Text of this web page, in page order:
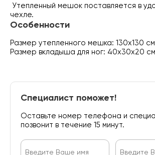
Утепленный мешок поставляется в
чехле.
Особенности
Размер утепленного мешка: 130х130 см
Размер вкладыша для ног: 40х30х20 см
Специалист поможет!
Оставьте номер телефона и
позвонит в течение 15 минут.